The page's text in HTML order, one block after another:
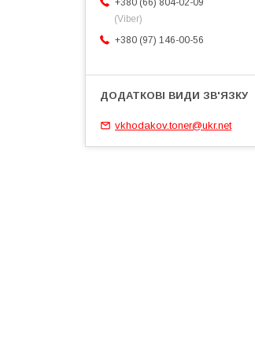
+380 (66) 804-02-09
(Viber)
+380 (97) 146-00-56
vkhodakov.toner@ukr.net